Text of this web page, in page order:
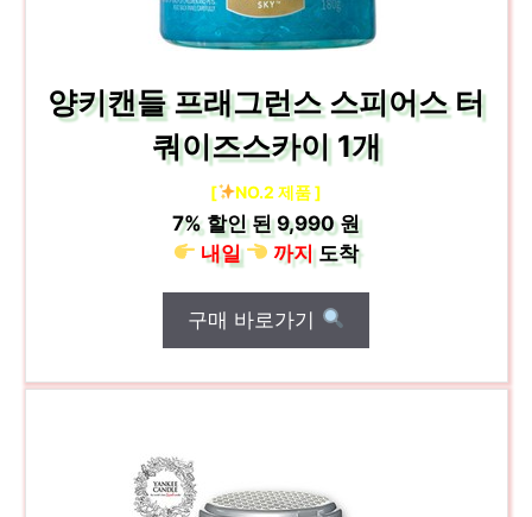
양키캔들 프래그런스 스피어스 터
쿼이즈스카이 1개
[ NO.2 제품 ]
7% 할인 된9,990 원
내일
까지도착
구매 바로가기